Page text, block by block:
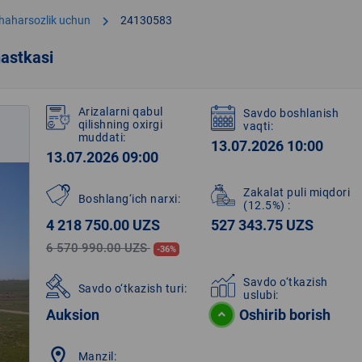
uchun chevron_right 24130583
Arizalarni qabul
qilishning oxirgi
muddati:
13.07.2026 09:00
Savdo boshlanish
vaqti:
13.07.2026 10:00
Boshlang‘ich narxi:
4 218 750.00 UZS
6 570 990.00 UZS -36%
Zakalat puli miqdori
(12.5%) :
527 343.75 UZS
Savdo o‘tkazish turi:
Auksion
Savdo o‘tkazish
uslubi:
Oshirib borish
location_on Manzil: